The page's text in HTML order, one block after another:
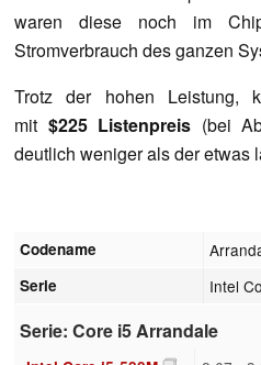
waren diese noch im
Stromverbrauch des ganzen
Trotz der hohen Leistung,
mit $225 Listenpreis (bei
deutlich weniger als der etwas
Codename
Serie Intel
Serie: Core i5 Arrandale